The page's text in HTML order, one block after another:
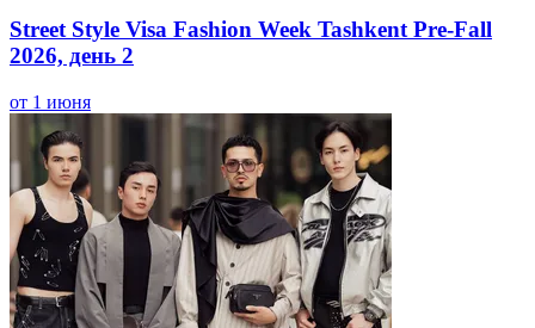
Street Style Visa Fashion Week Tashkent Pre-Fall
2026, день 2
от 1 июня